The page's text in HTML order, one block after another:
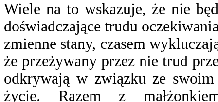
Wiele na to wskazuje, że nie
doświadczające trudu
zmienne stany, czasem
że przeżywany przez nie trud
odkrywają w związku ze
życie. Razem z